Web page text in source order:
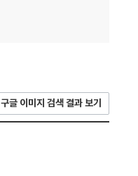
구글 이미지 검색 결과 보기